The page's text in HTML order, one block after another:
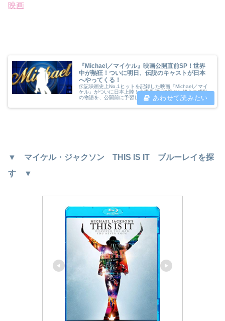
映画
『Michael／マイケル』映画公開直前SP！世界
中が熱狂！ついに明日、伝説のキャストが日本
へやってくる！
伝記映画史上No.1ヒットを記録した映画『Michael／マイ
ケル』がついに日本上陸！全世界興収8億ドル超えの感動
の物語を、公開前に予習しよう。主演ジャファー・ジャク
ソンの来日情報や、ファン必見の見どころをまとめて紹介
します。
▼ マイケル・ジャクソン THIS IS IT ブルーレイを探
す ▼